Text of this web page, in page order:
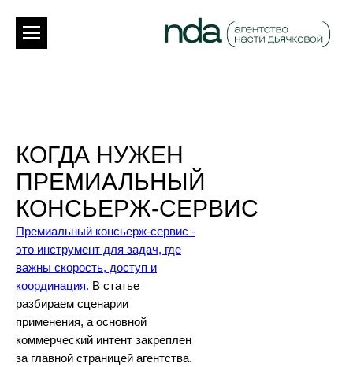
КОГДА НУЖЕН
ПРЕМИАЛЬНЫЙ
КОНСЬЕРЖ-СЕРВИС
Премиальный консьерж-сервис -
это инструмент для задач, где
важны скорость, доступ и
координация. В статье
разбираем сценарии
применения, а основной
коммерческий интент закреплен
за главной страницей агентства.